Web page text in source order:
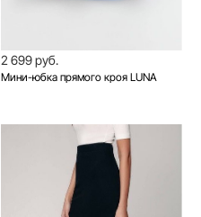
2 699 руб.
Мини-юбка прямого кроя LUNA